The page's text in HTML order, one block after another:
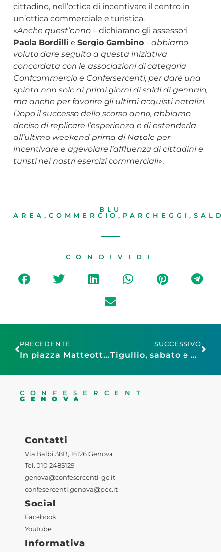
cittadino, nell’ottica di incentivare il centro in
un’ottica commerciale e turistica.
«Anche quest’anno– dichiarano gli assessori
Paola Bordilli e Sergio Gambino– abbiamo
voluto dare seguito a questa iniziativa
concordata con le associazioni di categoria
Confcommercio e Confersercenti, per dare una
spinta non solo ai primi giorni di saldi di gennaio,
ma anche per favorire gli ultimi acquisti natalizi.
Dopo il successo dello scorso anno, abbiamo
deciso di replicare l’esperienza e di estenderla
all’ultimo weekend prima di Natale per
incentivare e agevolare l’affluenza di cittadini e
turisti nei nostri esercizi commerciali».
BLU
AREA , COMMERCIO , PARCHEGGI ,
CONDIVIDI
PRECEDENTE
In piazza Matteotti il Mercatino di Natale di Confesercenti
SUCCESSIVO
Tigullio, sabato e domenica l’ultimo appuntamento dell’anno con “Tipicamente Chiavari”
CONFESERCENTI
GENOVA
Contatti
Via Balbi 38B, 16126 Genova
Tel. 010 2485129
genova@confesercenti-ge.it
confesercenti.genova@pec.it
Social
Facebook
Youtube
Informativa